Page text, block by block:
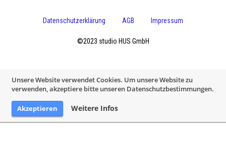
©2023 studio HUS GmbH
Datenschutzerklärung AGB Impressum
Unsere Website verwendet Cookies. Um unsere Website zu
verwenden, akzeptiere bitte unseren Datenschutzbestimmungen.
Akzeptieren Weitere Infos